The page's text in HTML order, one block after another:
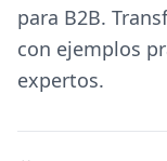
para B2B.
con ejemplos
expertos.